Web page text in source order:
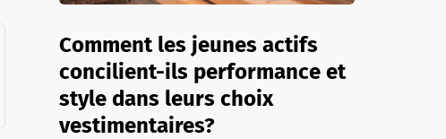
Comment les jeunes actifs
concilient-ils performance et
style dans leurs choix
vestimentaires?